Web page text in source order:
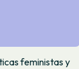
feministas y